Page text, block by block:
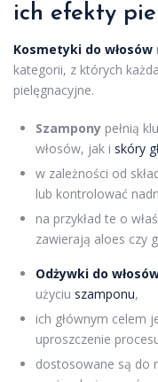
ich efekty
Kosmetyki do włosów
kategorii, z których
pielęgnacyjne.
Szampony pełnią
włosów, jak i skóry
w zależności od
lub kontrolować
na przykład te o
zawierają aloes czy
Odżywki do
użyciu szamponu,
ich głównym celem
uproszczenie
dostosowane są do